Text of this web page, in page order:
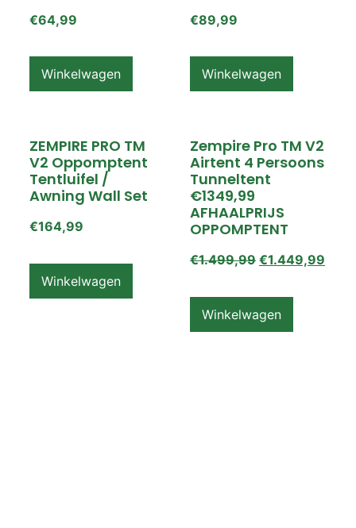
€64,99
Winkelwagen
€89,99
Winkelwagen
ZEMPIRE PRO TM
V2 Oppomptent
Tentluifel /
Awning Wall Set
€164,99
Winkelwagen
Zempire Pro TM V2
Airtent 4 Persoons
Tunneltent
€1349,99
AFHAALPRIJS
OPPOMPTENT
€1.499,99 €1.449,99
Winkelwagen